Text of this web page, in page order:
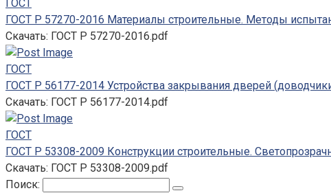
ГОСТ
ГОСТ Р 57270-2016 Материалы строительные. Методы
Скачать: ГОСТ Р 57270-2016.pdf
ГОСТ
ГОСТ Р 56177-2014 Устройства закрывания дверей
Скачать: ГОСТ Р 56177-2014.pdf
ГОСТ
ГОСТ Р 53308-2009 Конструкции строительные.
Скачать: ГОСТ Р 53308-2009.pdf
Поиск: